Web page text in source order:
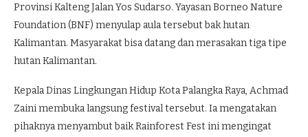
Provinsi Kalteng Jalan Yos Sudarso. Yayasan Borneo Nature
Foundation (BNF) menyulap aula tersebut bak hutan
Kalimantan. Masyarakat bisa datang dan merasakan tiga tipe
hutan Kalimantan.
Kepala Dinas Lingkungan Hidup Kota Palangka Raya, Achmad
Zaini membuka langsung festival tersebut. Ia mengatakan
pihaknya menyambut baik Rainforest Fest ini mengingat